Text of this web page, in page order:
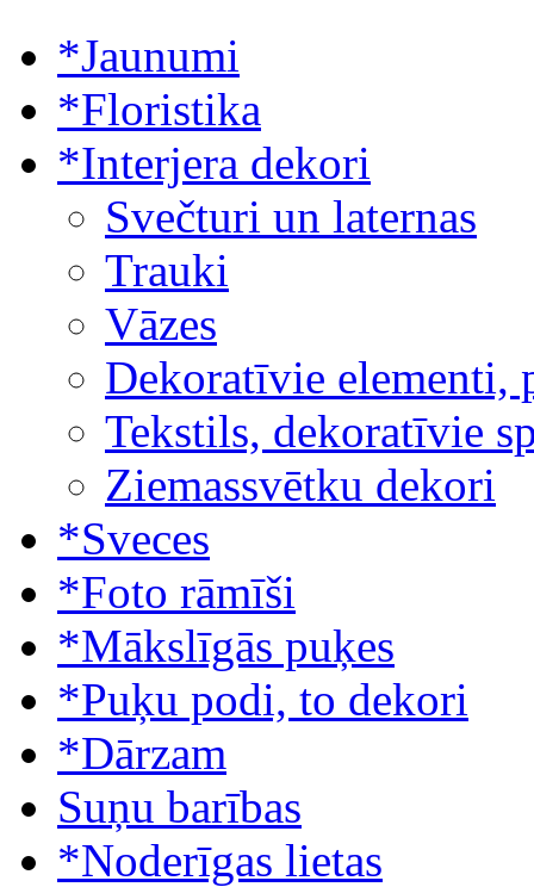
*Jaunumi
*Floristika
*Interjera dekori
Svečturi un laternas
Trauki
Vāzes
Dekoratīvie elementi,
Tekstils, dekoratīvie
Ziemassvētku dekori
*Sveces
*Foto rāmīši
*Mākslīgās puķes
*Puķu podi, to dekori
*Dārzam
Suņu barības
*Noderīgas lietas